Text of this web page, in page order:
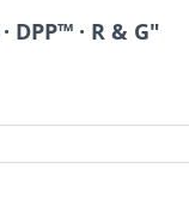
· R & G"